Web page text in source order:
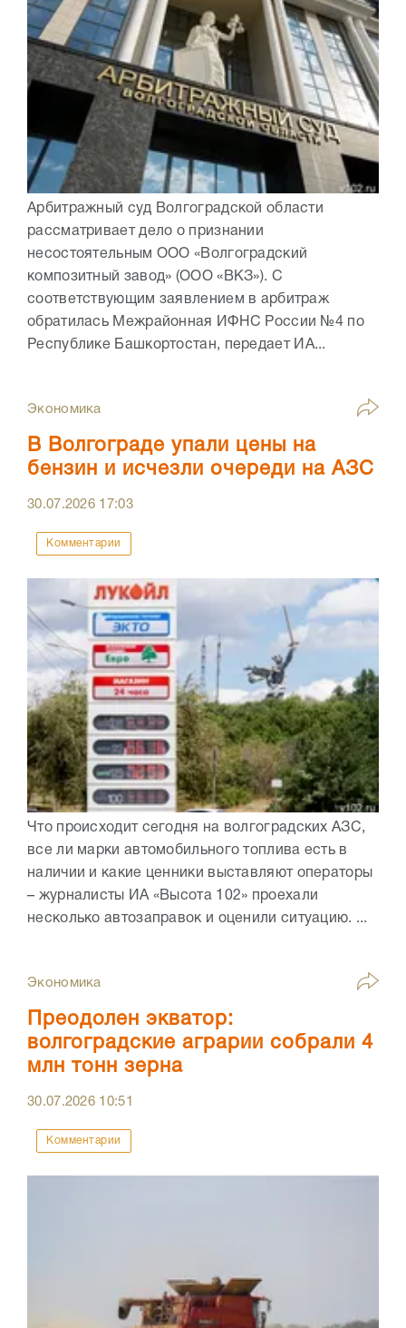
Арбитражный суд Волгоградской области
рассматривает дело о признании
несостоятельным ООО «Волгоградский
композитный завод» (ООО «ВКЗ»). С
соответствующим заявлением в арбитраж
обратилась Межрайонная ИФНС России №4 по
Республике Башкортостан, передает ИА...
Экономика
В Волгограде упали цены на
бензин и исчезли очереди на АЗС
30.07.2026 17:03
Комментарии
Что происходит сегодня на волгоградских АЗС,
все ли марки автомобильного топлива есть в
наличии и какие ценники выставляют операторы
– журналисты ИА «Высота 102» проехали
несколько автозаправок и оценили ситуацию. ...
Экономика
Преодолен экватор:
волгоградские аграрии собрали 4
млн тонн зерна
30.07.2026 10:51
Комментарии